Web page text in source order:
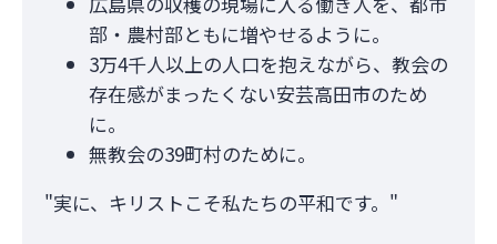
部・農村部ともに増やせるように。
3万4千人以上の人口を抱えながら、教会の
存在感がまったくない安芸高田市のため
に。
無教会の39町村のために。
"実に、キリストこそ私たちの平和です。"